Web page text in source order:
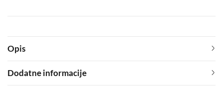
Opis
Dodatne informacije